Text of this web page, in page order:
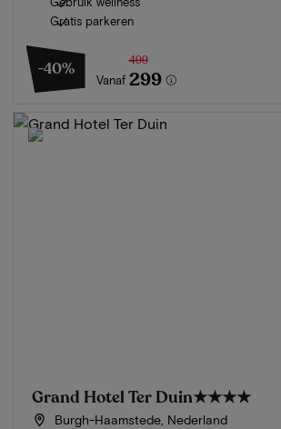
Gratis parkeren
-40%
Vanaf
499
299
Grand Hotel Ter Duin★★★★
Burgh-Haamstede, Nederland